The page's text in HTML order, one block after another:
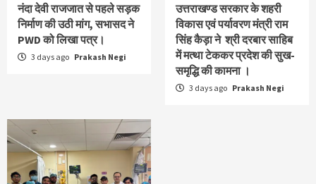
नंदा देवी राजजात से पहले सड़क
निर्माण की उठी मांग, सभासद ने
PWD को लिखा पत्र।
3 days ago Prakash Negi
उत्तराखण्ड सरकार के शहरी
विकास एवं पर्यावरण मंत्री राम
सिंह कैड़ा ने श्री दरबार साहिब
में मत्था टेककर प्रदेश की सुख-
समृद्धि की कामना ।
3 days ago Prakash Negi